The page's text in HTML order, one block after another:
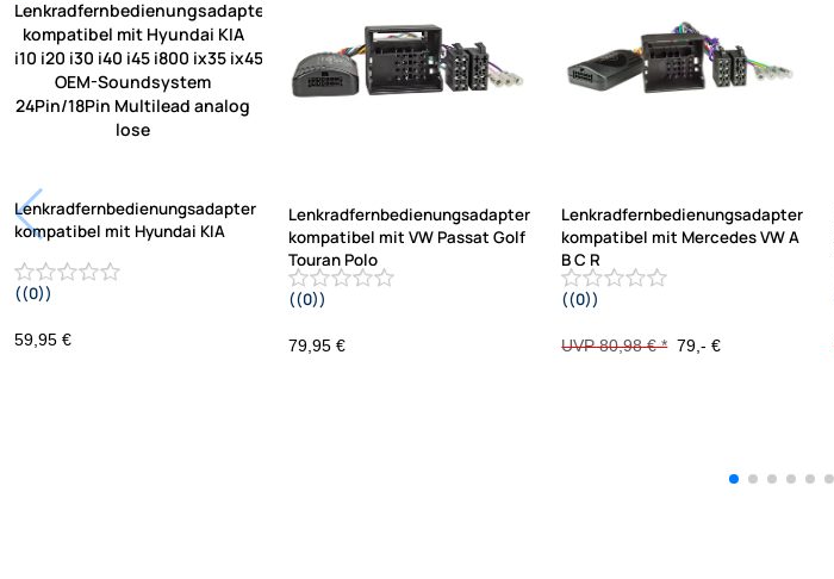
Lenkradfernbedienungsadapter
kompatibel mit Hyundai KIA
i10 i20 i30 i40 i45 i800 ix35 ix45 ohne
OEM-Soundsystem 24Pin/18Pin
((0))
59,95 €
Lenkradfernbedienungsadapter
kompatibel mit VW Passat Golf
Touran Polo
UP Tiguan Quadlock
((0))
79,95 €
Lenkradfernbedienungsadapter
kompatibel mit Mercedes VW A
B C R
Sprinter Viano Vito ML CLK SLK
Crafter CAN mit Audio 20
((0))
UVP 80,98 € *79,- €